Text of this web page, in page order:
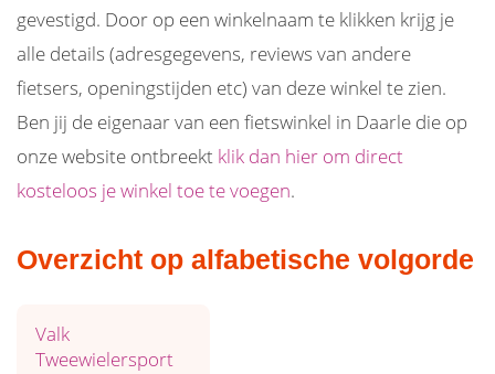
gevestigd. Door op een winkelnaam te klikken krijg je
alle details (adresgegevens, reviews van andere
fietsers, openingstijden etc) van deze winkel te zien.
Ben jij de eigenaar van een fietswinkel in Daarle die op
onze website ontbreekt klik dan hier om direct
kosteloos je winkel toe te voegen.
Overzicht op alfabetische volgorde
Valk
Tweewielersport